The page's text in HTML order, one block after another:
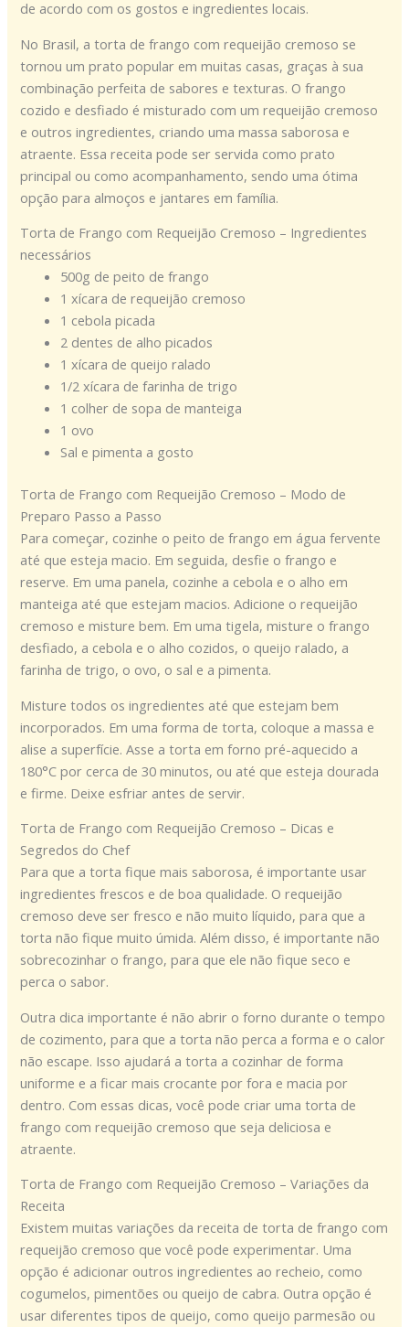
de acordo com os gostos e ingredientes locais.
No Brasil, a torta de frango com requeijão cremoso se
tornou um prato popular em muitas casas, graças à sua
combinação perfeita de sabores e texturas. O frango
cozido e desfiado é misturado com um requeijão cremoso
e outros ingredientes, criando uma massa saborosa e
atraente. Essa receita pode ser servida como prato
principal ou como acompanhamento, sendo uma ótima
opção para almoços e jantares em família.
Torta de Frango com Requeijão Cremoso – Ingredientes
necessários
500g de peito de frango
1 xícara de requeijão cremoso
1 cebola picada
2 dentes de alho picados
1 xícara de queijo ralado
1/2 xícara de farinha de trigo
1 colher de sopa de manteiga
1 ovo
Sal e pimenta a gosto
Torta de Frango com Requeijão Cremoso – Modo de
Preparo Passo a Passo
Para começar, cozinhe o peito de frango em água fervente
até que esteja macio. Em seguida, desfie o frango e
reserve. Em uma panela, cozinhe a cebola e o alho em
manteiga até que estejam macios. Adicione o requeijão
cremoso e misture bem. Em uma tigela, misture o frango
desfiado, a cebola e o alho cozidos, o queijo ralado, a
farinha de trigo, o ovo, o sal e a pimenta.
Misture todos os ingredientes até que estejam bem
incorporados. Em uma forma de torta, coloque a massa e
alise a superfície. Asse a torta em forno pré-aquecido a
180°C por cerca de 30 minutos, ou até que esteja dourada
e firme. Deixe esfriar antes de servir.
Torta de Frango com Requeijão Cremoso – Dicas e
Segredos do Chef
Para que a torta fique mais saborosa, é importante usar
ingredientes frescos e de boa qualidade. O requeijão
cremoso deve ser fresco e não muito líquido, para que a
torta não fique muito úmida. Além disso, é importante não
sobrecozinhar o frango, para que ele não fique seco e
perca o sabor.
Outra dica importante é não abrir o forno durante o tempo
de cozimento, para que a torta não perca a forma e o calor
não escape. Isso ajudará a torta a cozinhar de forma
uniforme e a ficar mais crocante por fora e macia por
dentro. Com essas dicas, você pode criar uma torta de
frango com requeijão cremoso que seja deliciosa e
atraente.
Torta de Frango com Requeijão Cremoso – Variações da
Receita
Existem muitas variações da receita de torta de frango com
requeijão cremoso que você pode experimentar. Uma
opção é adicionar outros ingredientes ao recheio, como
cogumelos, pimentões ou queijo de cabra. Outra opção é
usar diferentes tipos de queijo, como queijo parmesão ou